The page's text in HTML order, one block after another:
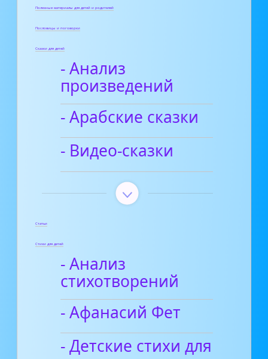
Полезные материалы для детей и родителей
Пословицы и поговорки
Сказки для детей
- Анализ
произведений
- Арабские сказки
- Видео-сказки
Статьи
Стихи для детей
- Анализ
стихотворений
- Афанасий Фет
- Детские стихи для